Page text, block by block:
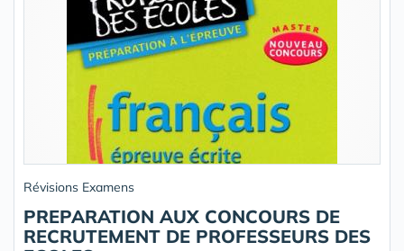
Révisions Examens
PREPARATION AUX CONCOURS DE
RECRUTEMENT DE PROFESSEURS DES